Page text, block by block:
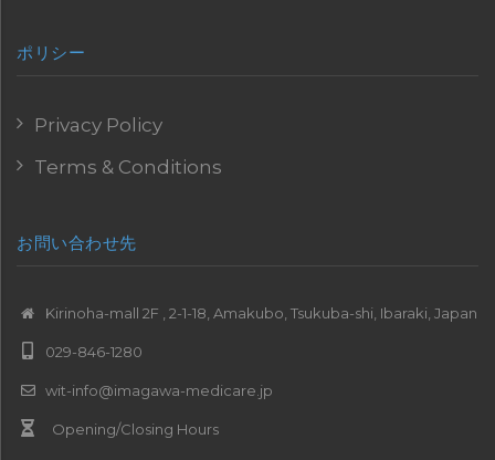
ポリシー
Privacy Policy
Terms & Conditions
お問い合わせ先
Kirinoha-mall 2F , 2-1-18, Amakubo, Tsukuba-shi, Ibaraki, Japan
029-846-1280
wit-info@imagawa-medicare.jp
Opening/Closing Hours